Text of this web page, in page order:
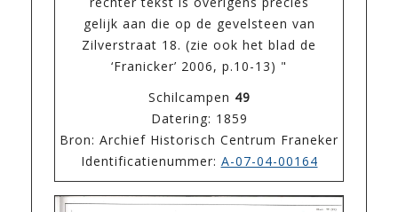
gelijk aan die op de gevelsteen van
Zilverstraat 18. (zie ook het blad de
‘Franicker’ 2006, p.10-13) "
Schilcampen 49
Datering: 1859
Bron: Archief Historisch Centrum Franeker
Identificatienummer: A-07-04-00164